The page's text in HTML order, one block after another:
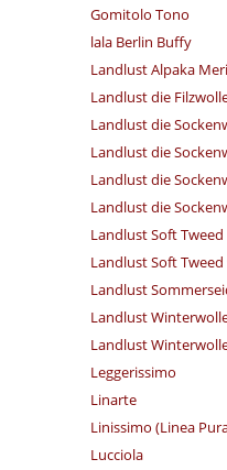
Gomitolo Tono
lala Berlin Buffy
Landlust Alpaka
Landlust die
Landlust die
Landlust die
Landlust die
Landlust die
Landlust Soft Tweed
Landlust Soft Tweed
Landlust
Landlust
Landlust
Leggerissimo
Linarte
Linissimo (Linea
Lucciola